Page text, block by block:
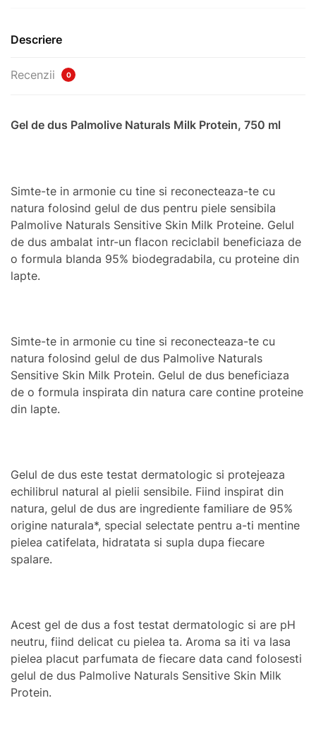
Descriere
Recenzii 0
Gel de dus Palmolive Naturals Milk Protein, 750 ml
Simte-te in armonie cu tine si reconecteaza-te cu
natura folosind gelul de dus pentru piele sensibila
Palmolive Naturals Sensitive Skin Milk Proteine. Gelul
de dus ambalat intr-un flacon reciclabil beneficiaza de
o formula blanda 95% biodegradabila, cu proteine din
lapte.
Simte-te in armonie cu tine si reconecteaza-te cu
natura folosind gelul de dus Palmolive Naturals
Sensitive Skin Milk Protein. Gelul de dus beneficiaza
de o formula inspirata din natura care contine proteine
din lapte.
Gelul de dus este testat dermatologic si protejeaza
echilibrul natural al pielii sensibile. Fiind inspirat din
natura, gelul de dus are ingrediente familiare de 95%
origine naturala*, special selectate pentru a-ti mentine
pielea catifelata, hidratata si supla dupa fiecare
spalare.
Acest gel de dus a fost testat dermatologic si are pH
neutru, fiind delicat cu pielea ta. Aroma sa iti va lasa
pielea placut parfumata de fiecare data cand folosesti
gelul de dus Palmolive Naturals Sensitive Skin Milk
Protein.